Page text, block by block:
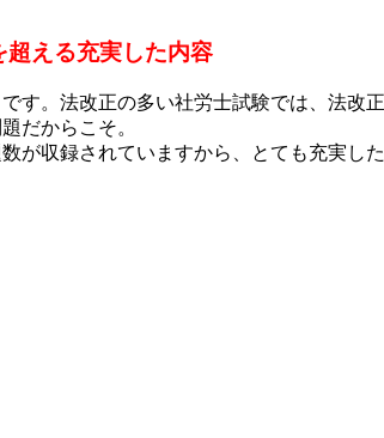
超える充実した内容
す。法改正の多い社労士試験では、法
だからこそ。
が収録されていますから、とても充実し